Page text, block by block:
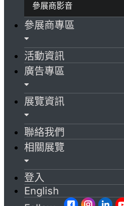
參展商影音
參展商專區
活動資訊
廣告專區
展覽資訊
聯絡我們
相關展覽
登入
English